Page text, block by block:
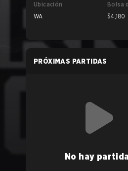
Ubicación
WA
Bolsa
$4,180
PRÓXIMAS PARTIDAS
No hay